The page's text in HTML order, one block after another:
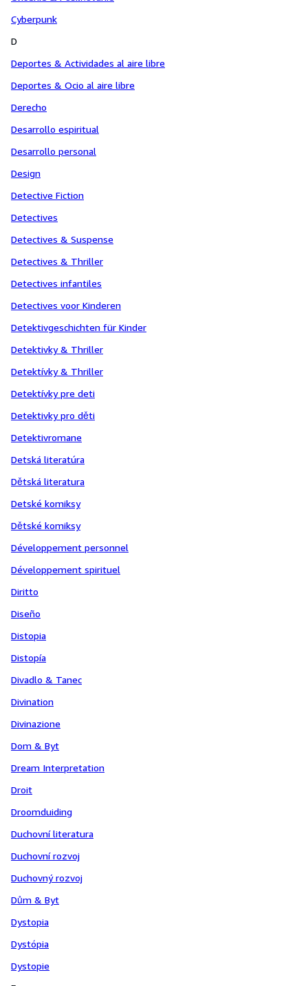
Cyberpunk
D
Deportes & Actividades al aire libre
Deportes & Ocio al aire libre
Derecho
Desarrollo espiritual
Desarrollo personal
Design
Detective Fiction
Detectives
Detectives & Suspense
Detectives & Thriller
Detectives infantiles
Detectives voor Kinderen
Detektivgeschichten für Kinder
Detektivky & Thriller
Detektívky & Thriller
Detektívky pre deti
Detektivky pro děti
Detektivromane
Detská literatúra
Dětská literatura
Detské komiksy
Dětské komiksy
Développement personnel
Développement spirituel
Diritto
Diseño
Distopia
Distopía
Divadlo & Tanec
Divination
Divinazione
Dom & Byt
Dream Interpretation
Droit
Droomduiding
Duchovní literatura
Duchovní rozvoj
Duchovný rozvoj
Dům & Byt
Dystopia
Dystópia
Dystopie